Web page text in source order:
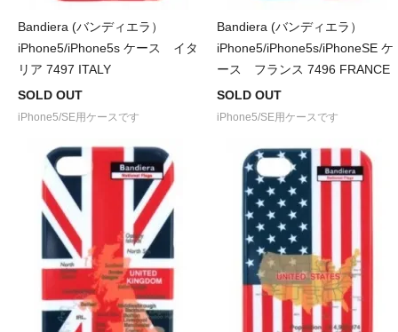
Bandiera (バンディエラ）
iPhone5/iPhone5s ケース イタ
リア 7497 ITALY
SOLD OUT
iPhone5/SE用ケースです
Bandiera (バンディエラ）
iPhone5/iPhone5s/iPhoneSE ケ
ース フランス 7496 FRANCE
SOLD OUT
iPhone5/SE用ケースです